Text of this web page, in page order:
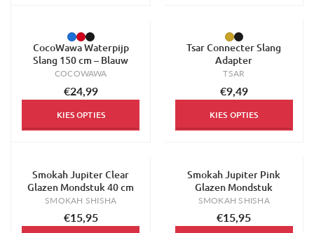
CocoWawa Waterpijp
Slang 150 cm – Blauw
COCOWAWA
€24,99
KIES OPTIES
Tsar Connecter Slang
Adapter
TSAR
€9,49
KIES OPTIES
Smokah Jupiter Clear
Glazen Mondstuk 40 cm
SMOKAH SHISHA
€15,95
Smokah Jupiter Pink
Glazen Mondstuk
SMOKAH SHISHA
€15,95